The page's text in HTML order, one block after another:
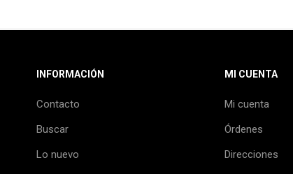
INFORMACIÓN
Contacto
Buscar
Lo nuevo
MI CUENTA
Mi cuenta
Órdenes
Direcciones